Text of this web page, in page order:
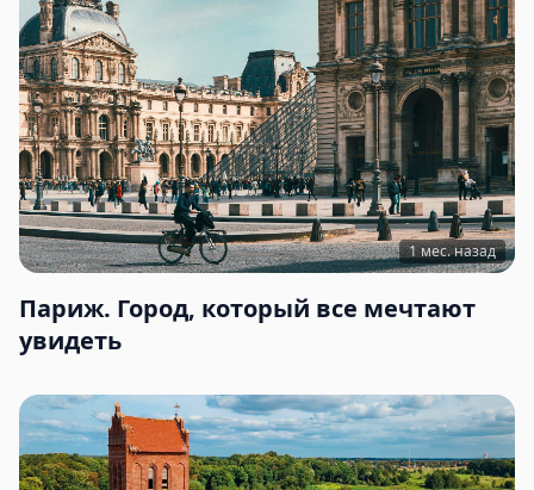
1 мес. назад
Париж. Город, который все мечтают
увидеть